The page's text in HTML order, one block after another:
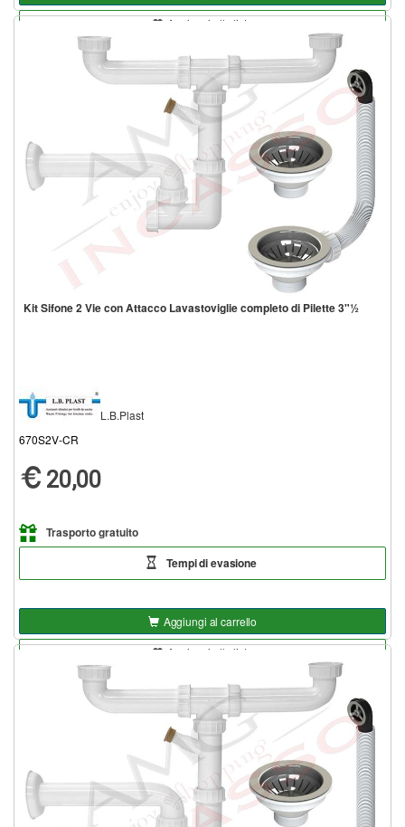
Aggiungi alla lista
Kit Sifone 2 Vie con Attacco Lavastoviglie completo di Pilette 3"½
L.B.Plast
670S2V-CR
20,00
Trasporto gratuito
Tempi di evasione
Aggiungi al carrello
Aggiungi alla lista